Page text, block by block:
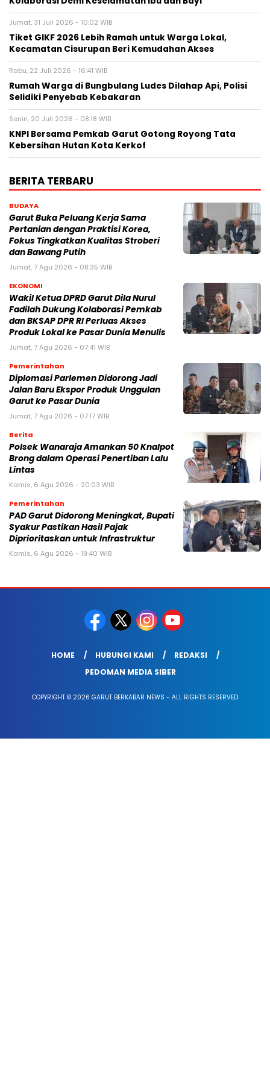
Jumat, 31 Juli 2026 - 10:02 WIB
Tiket GIKF 2026 Lebih Ramah untuk Warga Lokal,
Kecamatan Cisurupan Beri Kemudahan Akses
Rabu, 22 Juli 2026 - 16:41 WIB
Rumah Warga di Bungbulang Ludes Dilahap Api, Polisi
Selidiki Penyebab Kebakaran
Senin, 20 Juli 2026 - 08:18 WIB
KNPI Bersama Pemkab Garut Gotong Royong Tata
Kebersihan Hutan Kota Kerkof
BERITA TERBARU
BUDAYA
Garut Buka Peluang Kerja Sama
Pertanian dengan Praktisi Korea,
Fokus Tingkatkan Kualitas Stroberi
dan Bawang Putih
Jumat, 7 Agu 2026 - 08:35 WIB
EKONOMI
Wakil Ketua DPRD Garut Dila Nurul
Fadilah Dukung Kolaborasi Pemkab
dan BKSAP DPR RI Perluas Akses
Produk Lokal ke Pasar Dunia Menulis
Jumat, 7 Agu 2026 - 07:41 WIB
Pemerintahan
Diplomasi Parlemen Didorong Jadi
Jalan Baru Ekspor Produk Unggulan
Garut ke Pasar Dunia
Jumat, 7 Agu 2026 - 07:17 WIB
Berita
Polsek Wanaraja Amankan 50 Knalpot
Brong dalam Operasi Penertiban Lalu
Lintas
Kamis, 6 Agu 2026 - 20:03 WIB
Pemerintahan
PAD Garut Didorong Meningkat, Bupati
Syakur Pastikan Hasil Pajak
Diprioritaskan untuk Infrastruktur
Kamis, 6 Agu 2026 - 19:40 WIB
HOME HUBUNGI KAMI
REDAKSI
PEDOMAN MEDIA SIBER
COPYRIGHT © 2026 GARUT BERKABAR NEWS - ALL RIGHTS RESERVED